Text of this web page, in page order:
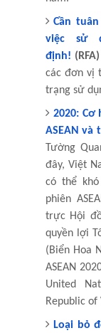
Cần
việc sử
định! (RFA)
các đơn vị
trạng sử
2020: Cơ
ASEAN và
Tường
đây, Việt
có thể
phiên
trực Hội
quyền lợi
(Biển Hoa
ASEAN
United
Republic of
Loại bỏ